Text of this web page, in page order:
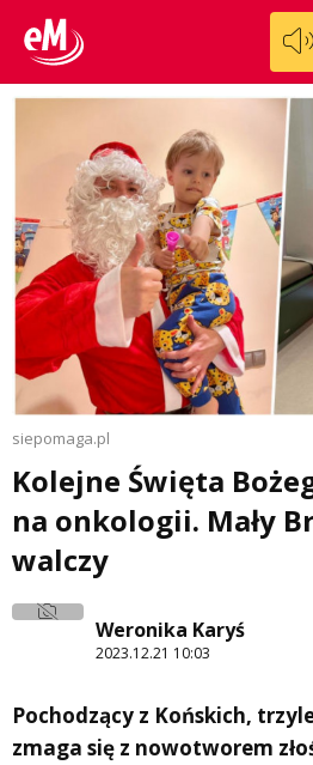
siepomaga.pl
Kolejne Święta
na onkologii. Mały
walczy
Weronika Karyś
2023.12.21 10:03
Pochodzący z Końskich,
zmaga się z nowotworem